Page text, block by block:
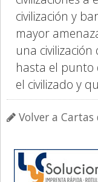
civilización y
mayor
una
hasta el punto
el civilizado y
Volver a Cartas